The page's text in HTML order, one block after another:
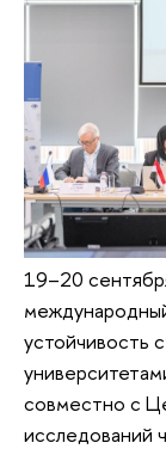
19–20
устойчивость
совместно с
исследований